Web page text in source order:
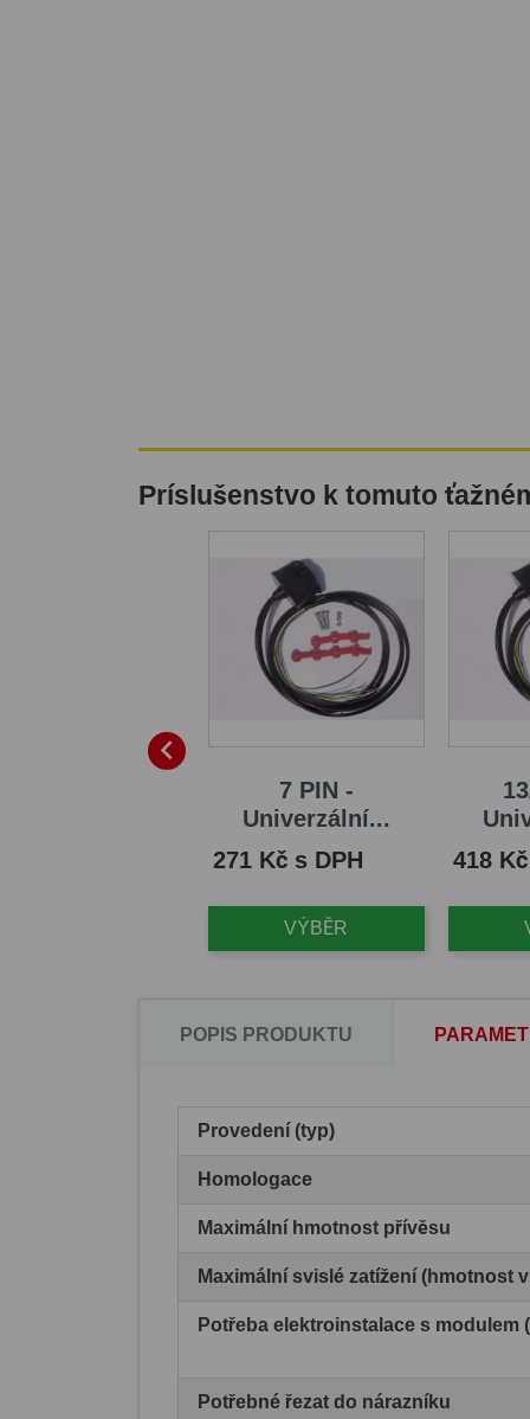
Príslušenstvo k tomuto

7 PIN -
Univerzální...
Cena
271 Kč s DPH
VÝBĚR
Cena
418
POPIS PRODUKTU
Provedení (typ)
Homologace
Maximální hmotnost přívěsu
Maximální svislé zatížení (hmotnost
Potřeba elektroinstalace s modulem
Potřebné řezat do nárazníku